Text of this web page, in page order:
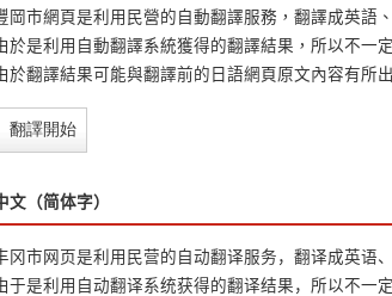
岡市網頁是利用民營的自動翻譯服務，翻譯成英語
於是利用自動翻譯系統獲得的翻譯結果，所以不一
於翻譯結果可能與翻譯前的日語網頁原文內容有所
翻譯開始
文（简体字）
冈市网页是利用民营的自动翻译服务，翻译成英语
于是利用自动翻译系统获得的翻译结果，所以不一定